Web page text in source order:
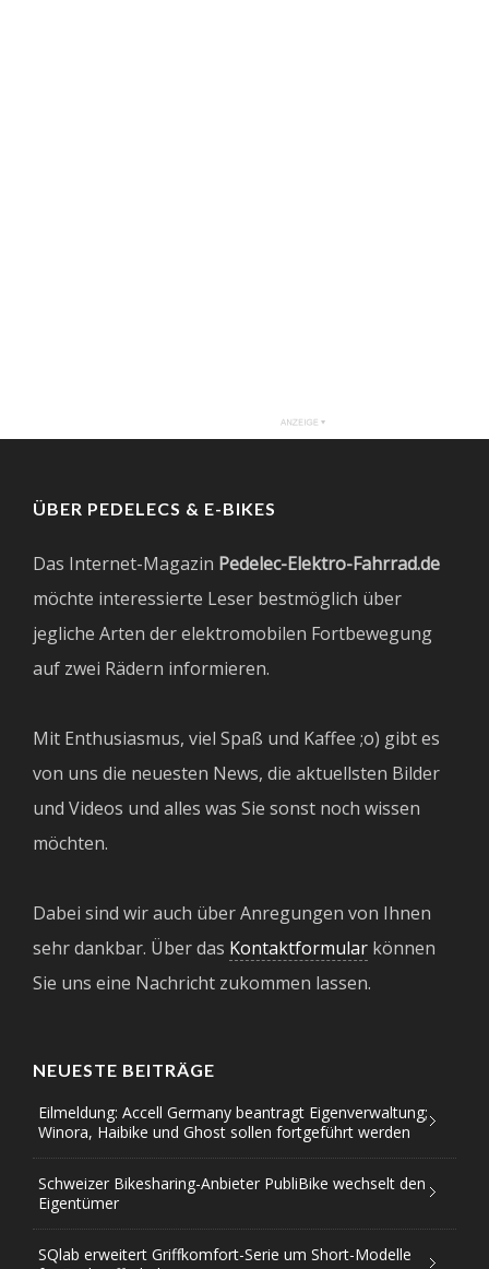
ÜBER PEDELECS & E-BIKES
Das Internet-Magazin Pedelec-Elektro-Fahrrad.de
möchte interessierte Leser bestmöglich über
jegliche Arten der elektromobilen Fortbewegung
auf zwei Rädern informieren.
Mit Enthusiasmus, viel Spaß und Kaffee ;o) gibt es
von uns die neuesten News, die aktuellsten Bilder
und Videos und alles was Sie sonst noch wissen
möchten.
Dabei sind wir auch über Anregungen von Ihnen
sehr dankbar. Über das Kontaktformular können
Sie uns eine Nachricht zukommen lassen.
NEUESTE BEITRÄGE
Eilmeldung: Accell Germany beantragt Eigenverwaltung;
Winora, Haibike und Ghost sollen fortgeführt werden
Schweizer Bikesharing-Anbieter PubliBike wechselt den
Eigentümer
SQlab erweitert Griffkomfort-Serie um Short-Modelle